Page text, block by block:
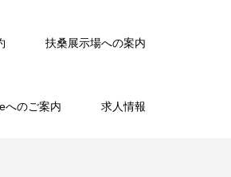
扶桑展示場への案内
へのご案内 求人情報